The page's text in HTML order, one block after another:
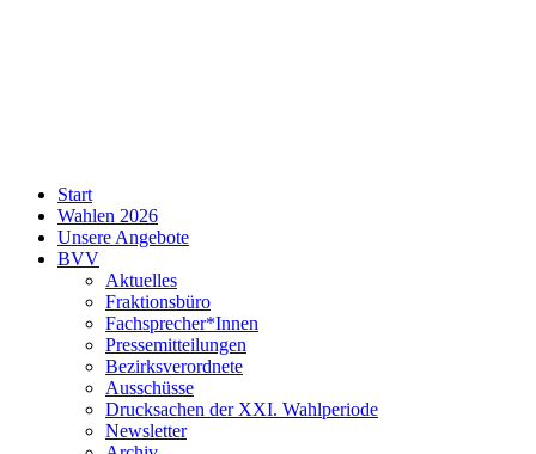
Neukölln
Start
Wahlen 2026
Unsere Angebote
BVV
Aktuelles
Fraktionsbüro
Fachsprecher*Innen
Pressemitteilungen
Bezirksverordnete
Ausschüsse
Drucksachen der XXI. Wahlperiode
Newsletter